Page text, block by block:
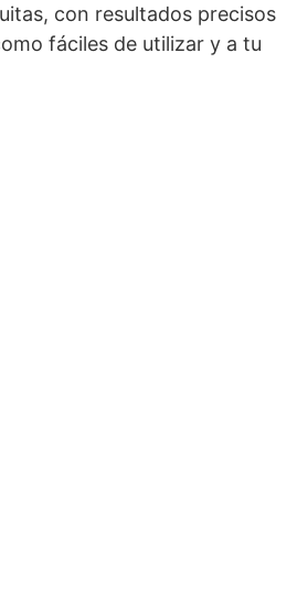
con resultados precisos
fáciles de utilizar y a tu